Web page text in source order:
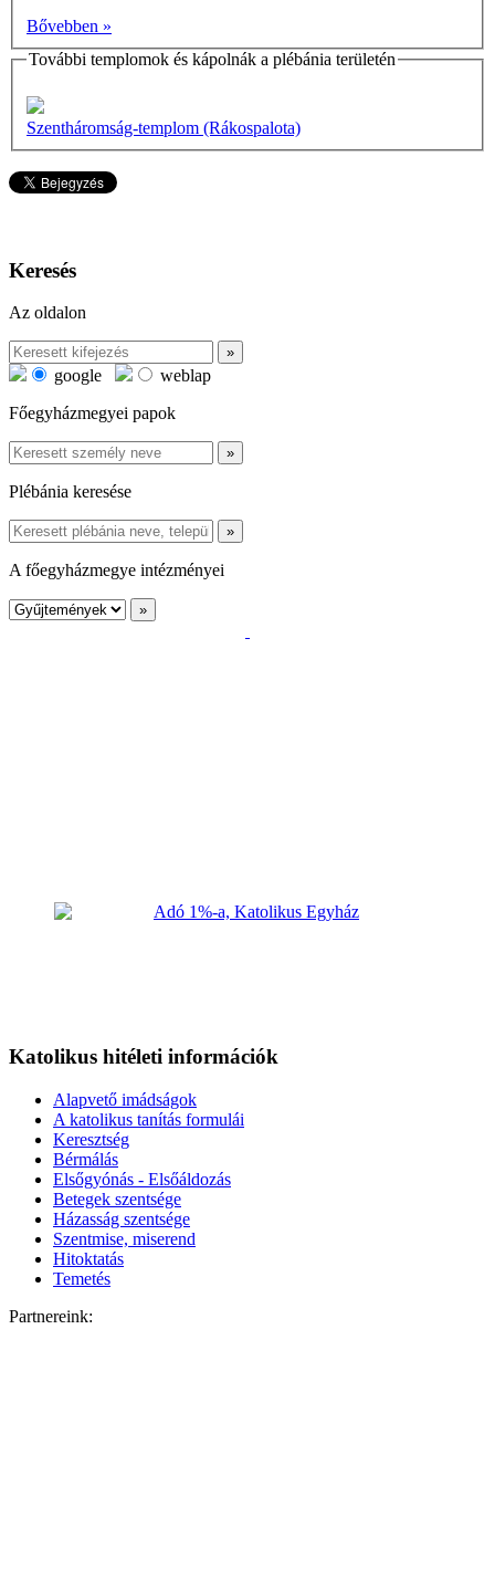
Bővebben »
További templomok és kápolnák a plébánia területén
Szentháromság-templom (Rákospalota)
Keresés
Az oldalon
google
weblap
Főegyházmegyei papok
Plébánia keresése
A főegyházmegye intézményei
Katolikus hitéleti információk
Alapvető imádságok
A katolikus tanítás formulái
Keresztség
Bérmálás
Elsőgyónás - Elsőáldozás
Betegek szentsége
Házasság szentsége
Szentmise, miserend
Hitoktatás
Temetés
Partnereink: